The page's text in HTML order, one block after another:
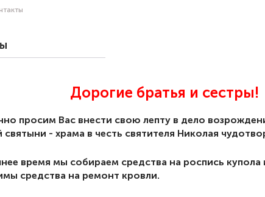
Дорогие братья и сестры!
просим Вас внести свою лепту в дело
святыни - храма в честь святителя Николая
время мы собираем средства на роспись купола
средства на ремонт кровли.